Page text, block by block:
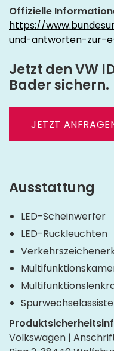
Offizielle
https://
und-antworten-zur-
Jetzt den VW
Bader sichern.
JETZT
Ausstattung
LED-Scheinwerfer
LED-Rückleuchten
Volkswagen |